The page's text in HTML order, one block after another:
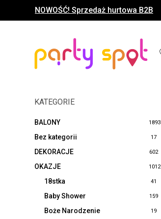
NOWOŚĆ! Sprzedaż hurtowa B2B
KATEGORIE
BALONY 1893
Bez kategorii 17
DEKORACJE 602
OKAZJE 1012
18stka 41
Baby Shower 159
Boże Narodzenie 19